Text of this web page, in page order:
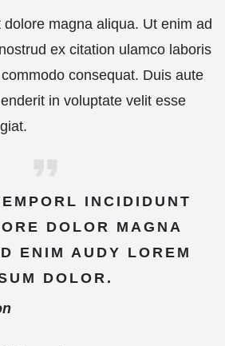
magna aliqua. Ut enim ad
ex citation ulamco laboris
consequat. Duis aute
in voluptate velit esse
INCIDIDUNT
DOLOR MAGNA
ENIM AUDY LOREM
DOLOR.